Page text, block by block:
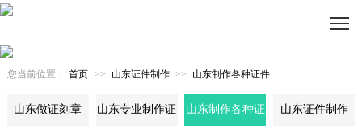
您当前位置： 首页 >> 山东证件制作 >> 山东制作各种证件
山东做证刻章 山东专业制作证 山东制作各种证 山东证件制作